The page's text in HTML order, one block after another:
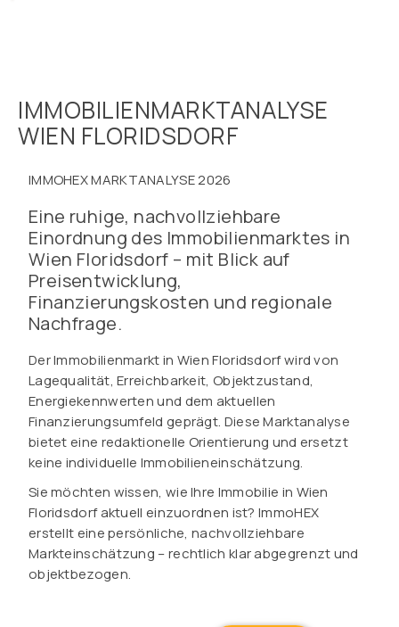
IMMOBILIENMARKTANALYSE
WIEN FLORIDSDORF
IMMOHEX MARKTANALYSE 2026
Eine ruhige, nachvollziehbare
Einordnung des Immobilienmarktes in
Wien Floridsdorf – mit Blick auf
Preisentwicklung,
Finanzierungskosten und regionale
Nachfrage.
Der Immobilienmarkt in Wien Floridsdorf wird von
Lagequalität, Erreichbarkeit, Objektzustand,
Energiekennwerten und dem aktuellen
Finanzierungsumfeld geprägt. Diese Marktanalyse
bietet eine redaktionelle Orientierung und ersetzt
keine individuelle Immobilieneinschätzung.
Sie möchten wissen, wie Ihre Immobilie in Wien
Floridsdorf aktuell einzuordnen ist? ImmoHEX
erstellt eine persönliche, nachvollziehbare
Markteinschätzung – rechtlich klar abgegrenzt und
objektbezogen.